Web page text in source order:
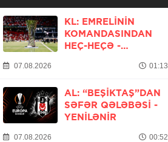
KL: EMRELININ
KOMANDASINDAN
HEÇ-HEÇƏ -
07.08.2026 01:13
AL: “BEŞIKTAŞ”DAN
SƏFƏR QƏLƏBƏSI -
YENİLƏNİR
07.08.2026 00:52